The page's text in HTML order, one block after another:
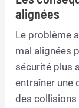
alignées
Le problème
mal alignées
sécurité plus
entraîner une
des collisions